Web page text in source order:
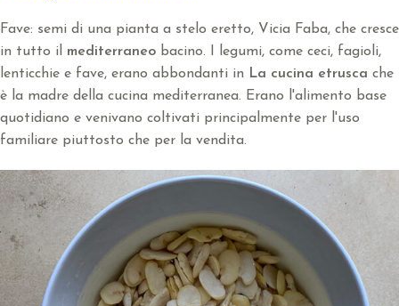
Fave: semi di una pianta a stelo eretto, Vicia Faba, che cresce
in tutto il mediterraneo bacino. I legumi, come ceci, fagioli,
lenticchie e fave, erano abbondanti in La cucina etrusca che
è la madre della cucina mediterranea. Erano l'alimento base
quotidiano e venivano coltivati principalmente per l'uso
familiare piuttosto che per la vendita.